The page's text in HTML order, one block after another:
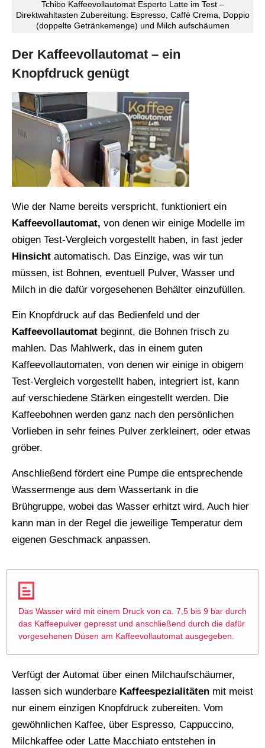
Tchibo Kaffeevollautomat Esperto Latte im Test –
Direktwahltasten Zubereitung: Espresso, Caffè Crema, Doppio
(doppelte Getränkemenge) und Milch aufschäumen
Der Kaffeevollautomat – ein
Knopfdruck genügt
Wie der Name bereits verspricht, funktioniert ein
Kaffeevollautomat, von denen wir einige Modelle im
obigen Test-Vergleich vorgestellt haben, in fast jeder
Hinsicht automatisch. Das Einzige, was wir tun
müssen, ist Bohnen, eventuell Pulver, Wasser und
Milch in die dafür vorgesehenen Behälter einzufüllen.
Ein Knopfdruck auf das Bedienfeld und der
Kaffeevollautomat beginnt, die Bohnen frisch zu
mahlen. Das Mahlwerk, das in einem guten
Kaffeevollautomaten, von denen wir einige in obigem
Test-Vergleich vorgestellt haben, integriert ist, kann
auf verschiedene Stärken eingestellt werden. Die
Kaffeebohnen werden ganz nach den persönlichen
Vorlieben in sehr feines Pulver zerkleinert, oder etwas
gröber.
Anschließend fördert eine Pumpe die entsprechende
Wassermenge aus dem Wassertank in die
Brühgruppe, wobei das Wasser erhitzt wird. Auch hier
kann man in der Regel die jeweilige Temperatur dem
eigenen Geschmack anpassen.
Das Wasser wird mit einem Druck von ca. 7,5 bis 9 bar durch
das Kaffeepulver gepresst und anschließend durch die dafür
vorgesehenen Düsen am Kaffeevollautomat ausgegeben.
Verfügt der Automat über einen Milchaufschäumer,
lassen sich wunderbare Kaffeespezialitäten mit meist
nur einem einzigen Knopfdruck zubereiten. Vom
gewöhnlichen Kaffee, über Espresso, Cappuccino,
Milchkaffee oder Latte Macchiato entstehen in